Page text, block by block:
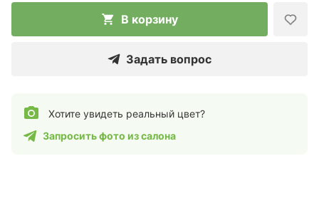
В корзину
Задать вопрос
Хотите увидеть реальный цвет?
Запросить фото из салона